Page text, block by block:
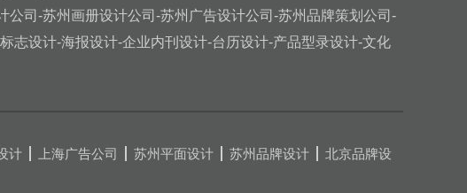
司-苏州画册设计公司-苏州广告设计公司-苏州品牌策划公司-
志设计-海报设计-企业内刊设计-台历设计-产品型录设计-文化
计 上海广告公司 苏州平面设计 苏州品牌设计
北京品牌设